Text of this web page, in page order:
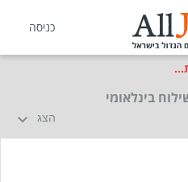
כניסה
בינלאומי
הצג